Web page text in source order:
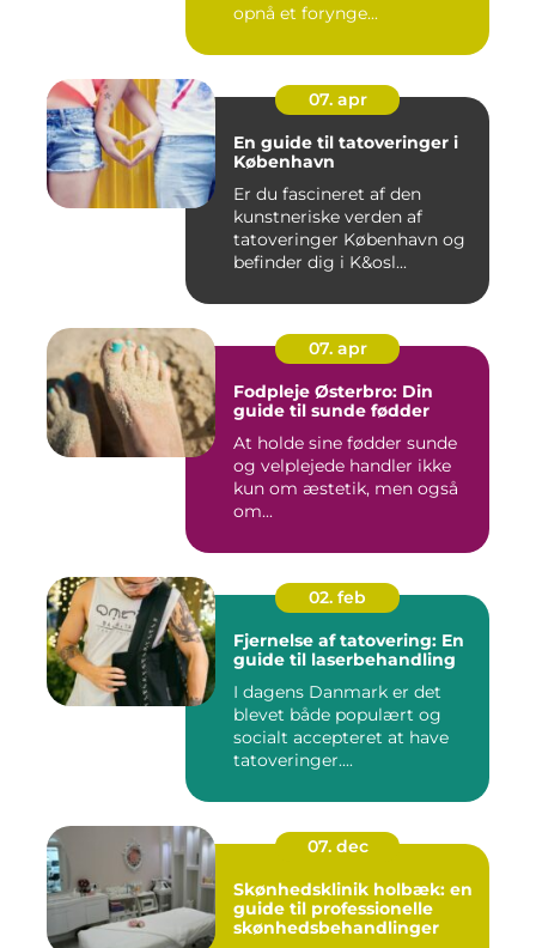
opnå et forynge...
07. apr
En guide til tatoveringer i
København
Er du fascineret af den
kunstneriske verden af
tatoveringer København og
befinder dig i K&osl...
07. apr
Fodpleje Østerbro: Din
guide til sunde fødder
At holde sine fødder sunde
og velplejede handler ikke
kun om æstetik, men også
om...
02. feb
Fjernelse af tatovering: En
guide til laserbehandling
I dagens Danmark er det
blevet både populært og
socialt accepteret at have
tatoveringer....
07. dec
Skønhedsklinik holbæk: en
guide til professionelle
skønhedsbehandlinger